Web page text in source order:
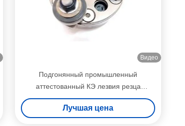
Видео
Подгонянный промышленный
аттестованный КЭ лезвия резца
оборудования ХВАК
Лучшая цена